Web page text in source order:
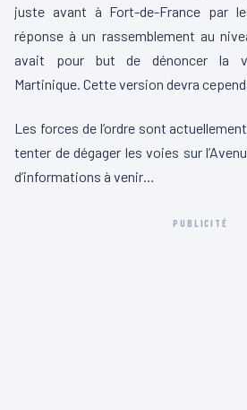
juste avant à Fort-de-France par
réponse à un rassemblement au
avait pour but de dénoncer la
Martinique. Cette version devra
Les forces de l’ordre sont
tenter de dégager les voies sur
d’informations à venir…
PUBLICITÉ